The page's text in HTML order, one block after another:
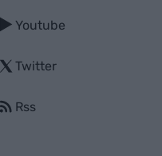
Youtube
Twitter
Rss